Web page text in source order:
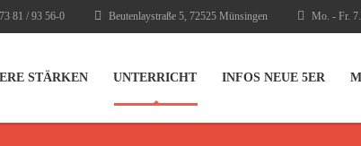
Mo. - Fr.
Beutenlaystraße 5, 72525 Münsingen
81 / 93 56-0
STÄRKEN UNTERRICHT INFOS NEUE 5ER